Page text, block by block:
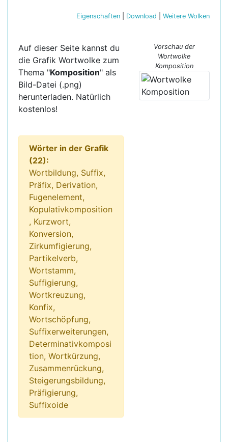
Eigenschaften Download Weitere Wolken
Auf dieser Seite kannst du
die Grafik Wortwolke zum
Thema "Komposition" als
Bild-Datei (.png)
herunterladen. Natürlich
kostenlos!
Wörter in der Grafik
(22):
Wortbildung, Suffix,
Präfix, Derivation,
Fugenelement,
Kopulativkomposition
, Kurzwort,
Konversion,
Zirkumfigierung,
Partikelverb,
Wortstamm,
Suffigierung,
Wortkreuzung,
Konfix,
Wortschöpfung,
Suffixerweiterungen,
Determinativkomposi
tion, Wortkürzung,
Zusammenrückung,
Steigerungsbildung,
Präfigierung,
Suffixoide
Vorschau der
Wortwolke
Komposition